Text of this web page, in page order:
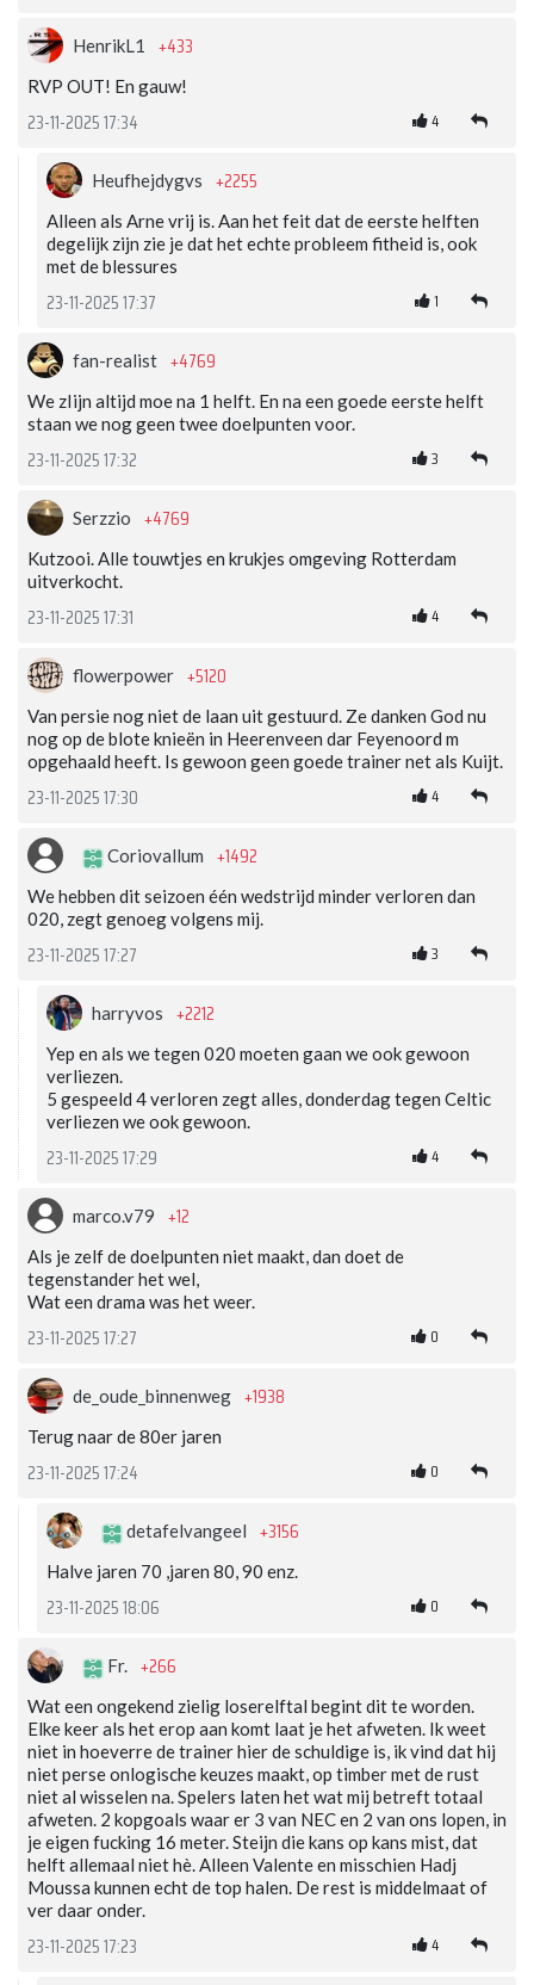
HenrikL1 +433
RVP OUT! En gauw!
23-11-2025 17:34 4
Heufhejdygvs +2255
Alleen als Arne vrij is. Aan het feit dat de eerste helften
degelijk zijn zie je dat het echte probleem fitheid is, ook
met de blessures
23-11-2025 17:37 1
fan-realist +4769
We zIijn altijd moe na 1 helft. En na een goede eerste helft
staan we nog geen twee doelpunten voor.
23-11-2025 17:32 3
Serzzio +4769
Kutzooi. Alle touwtjes en krukjes omgeving Rotterdam
uitverkocht.
23-11-2025 17:31 4
flowerpower +5120
Van persie nog niet de laan uit gestuurd. Ze danken God nu
nog op de blote knieën in Heerenveen dar Feyenoord m
opgehaald heeft. Is gewoon geen goede trainer net als Kuijt.
23-11-2025 17:30 4
Coriovallum +1492
We hebben dit seizoen één wedstrijd minder verloren dan
020, zegt genoeg volgens mij.
23-11-2025 17:27 3
harryvos +2212
Yep en als we tegen 020 moeten gaan we ook gewoon
verliezen.
5 gespeeld 4 verloren zegt alles, donderdag tegen Celtic
verliezen we ook gewoon.
23-11-2025 17:29 4
marco.v79 +12
Als je zelf de doelpunten niet maakt, dan doet de
tegenstander het wel,
Wat een drama was het weer.
23-11-2025 17:27 0
de_oude_binnenweg +1938
Terug naar de 80er jaren
23-11-2025 17:24 0
detafelvangeel +3156
Halve jaren 70 ,jaren 80, 90 enz.
23-11-2025 18:06 0
Fr. +266
Wat een ongekend zielig loserelftal begint dit te worden.
Elke keer als het erop aan komt laat je het afweten. Ik weet
niet in hoeverre de trainer hier de schuldige is, ik vind dat hij
niet perse onlogische keuzes maakt, op timber met de rust
niet al wisselen na. Spelers laten het wat mij betreft totaal
afweten. 2 kopgoals waar er 3 van NEC en 2 van ons lopen, in
je eigen fucking 16 meter. Steijn die kans op kans mist, dat
helft allemaal niet hè. Alleen Valente en misschien Hadj
Moussa kunnen echt de top halen. De rest is middelmaat of
ver daar onder.
23-11-2025 17:23 4